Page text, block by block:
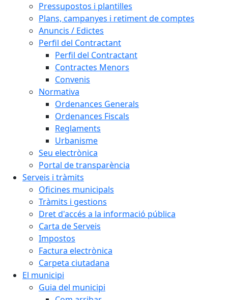
Pressupostos i plantilles
Plans, campanyes i retiment de comptes
Anuncis / Edictes
Perfil del Contractant
Perfil del Contractant
Contractes Menors
Convenis
Normativa
Ordenances Generals
Ordenances Fiscals
Reglaments
Urbanisme
Seu electrònica
Portal de transparència
Serveis i tràmits
Oficines municipals
Tràmits i gestions
Dret d'accés a la informació pública
Carta de Serveis
Impostos
Factura electrònica
Carpeta ciutadana
El municipi
Guia del municipi